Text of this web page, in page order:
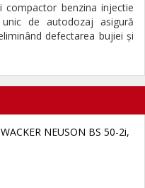
compactor benzina injectie
de autodozaj asigură
defectarea bujiei și
NEUSON BS 50-2i,